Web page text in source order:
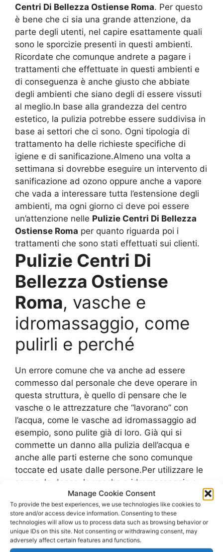
Manage Cookie Consent
To provide the best experiences, we use technologies like cookies to
store and/or access device information. Consenting to these
technologies will allow us to process data such as browsing behavior or
unique IDs on this site. Not consenting or withdrawing consent, may
adversely affect certain features and functions.
Centri Di Bellezza Ostiense Roma. Per questo
è bene che ci sia una grande attenzione, da
parte degli utenti, nel capire esattamente quali
sono le sporcizie presenti in questi ambienti.
Ricordate che comunque andrete a pagare i
trattamenti che effettuate in questi ambienti e
di conseguenza è anche giusto che abbiate
degli ambienti che siano degli di essere vissuti
al meglio.In base alla grandezza del centro
estetico, la pulizia potrebbe essere suddivisa in
base ai settori che ci sono. Ogni tipologia di
trattamento ha delle richieste specifiche di
igiene e di sanificazione.Almeno una volta a
settimana si dovrebbe eseguire un intervento di
sanificazione ad ozono oppure anche a vapore
che vada a interessare tutta l’estensione degli
ambienti, ma ogni giorno ci deve poi essere
un’attenzione nelle Pulizie Centri Di Bellezza
Ostiense Roma per quanto riguarda poi i
trattamenti che sono stati effettuati sui clienti.
Pulizie Centri Di
Bellezza Ostiense
Roma, vasche e
idromassaggio, come
pulirli e perché
Un errore comune che va anche ad essere
commesso dal personale che deve operare in
questa struttura, è quello di pensare che le
vasche o le attrezzature che “lavorano” con
l’acqua, come le vasche ad idromassaggio ad
esempio, sono pulite già di loro. Già qui si
commette un danno alla pulizia dell’acqua e
anche alle parti esterne che sono comunque
toccate ed usate dalle persone.Per utilizzare le
saune, le docce, le vasche a idromassaggio o
anche le vasche di fango che riguardano poi dei
trattamenti molto allettanti e rilassanti, ci sono
delle regole specifiche. Un qualsiasi utente si
deve docciare e lavare prima di entrare in
questi ambienti. Proprio per limitare già la